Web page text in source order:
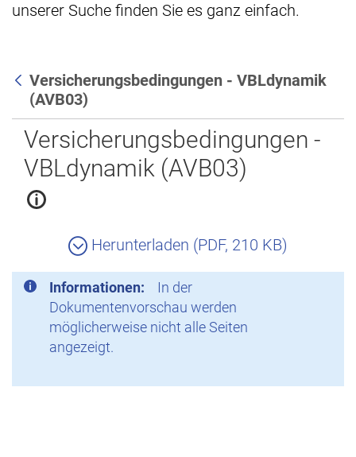
unserer Suche finden Sie es ganz einfach.
Zurück
Versicherungsbedingungen - VBLdynamik
(AVB03)
Versicherungsbedingungen -
VBLdynamik (AVB03)
Herunterladen (PDF, 210 KB)
Informationen:
In der
Dokumentenvorschau werden
möglicherweise nicht alle Seiten
angezeigt.